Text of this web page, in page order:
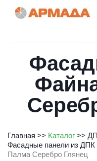
Главная >> Каталог >>
Фасадные панели из ДПК
Палма Серебро Глянец